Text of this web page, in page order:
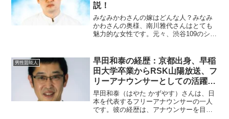
説！
みなみかわさんの嫁はどんな人？みなみ
かわさんの奥様、南川雅代さんはとても
魅力的な女性です。元々、渋谷109のショ
ました。現在は、合同会社ナンセの代表
として夫の活動を積極...
男性芸能人
早田和泰の経歴：京都出身、早稲
田大学卒業からRSK山陽放送、フ
リーアナウンサーとしての活躍を
詳しく解説！
早田和泰（はやた かずやす）さんは、日
本を代表するフリーアナウンサーの一人
です。彼の経歴は、アナウンサーを目指